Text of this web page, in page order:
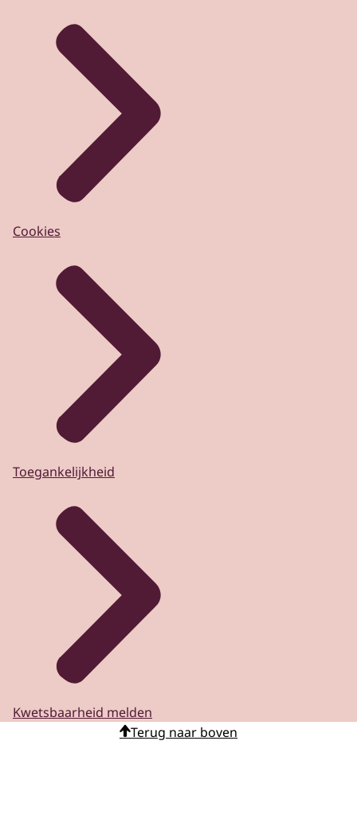
Cookies
Toegankelijkheid
Kwetsbaarheid melden
Terug naar boven